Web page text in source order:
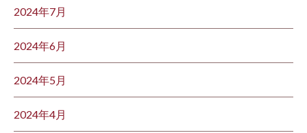
2024年7月
2024年6月
2024年5月
2024年4月